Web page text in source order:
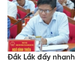
Đắk Lắk đẩy